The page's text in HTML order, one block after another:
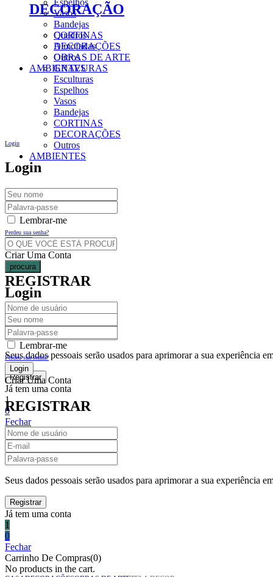
Vasos
Bandejas
CORTINAS
DECORAÇÕES
Outros
AMBIENTES
Login
Login
Lembrar-me
Perdeu sua senha?
Criar Uma Conta
REGISTRAR
Seus dados pessoais serão usados para aprimorar a sua experiência
Já tem uma conta
1
0
Fechar
Carrinho De Compras(0)
No products in the cart.
DECORAÇÃO
Quadros
Almofadas
OBRAS DE ARTE
GRAVURAS
Esculturas
Espelhos
Vasos
Bandejas
CORTINAS
DECORAÇÕES
Outros
AMBIENTES
procura
Login
Lembrar-me
Perdeu sua senha?
Criar Uma Conta
REGISTRAR
Seus dados pessoais serão usados para aprimorar a sua experiência
Já tem uma conta
1
0
Fechar
Carrinho De Compras(0)
No products in the cart.